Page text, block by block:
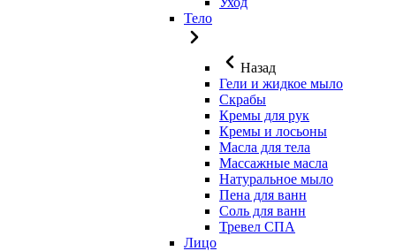
Тело
Назад
Гели и жидкое мыло
Скрабы
Кремы для рук
Кремы и лосьоны
Масла для тела
Массажные масла
Натуральное мыло
Пена для ванн
Соль для ванн
Тревел СПА
Лицо